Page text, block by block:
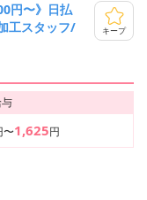
円〜》日払
工スタッフ/
キープ
〜1,625円